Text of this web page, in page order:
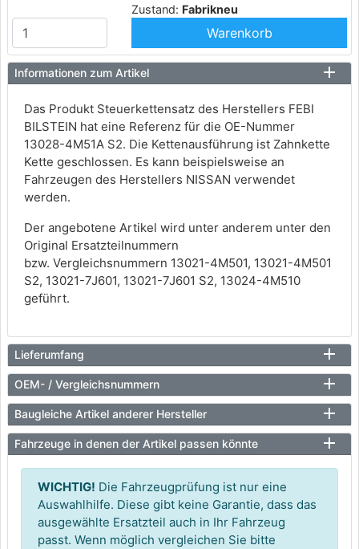
Zustand: Fabrikneu
Warenkorb
Informationen zum Artikel
Das Produkt Steuerkettensatz des Herstellers FEBI
BILSTEIN hat eine Referenz für die OE-Nummer
13028-4M51A S2. Die Kettenausführung ist Zahnkette
Kette geschlossen. Es kann beispielsweise an
Fahrzeugen des Herstellers NISSAN verwendet
werden.
Der angebotene Artikel wird unter anderem unter den
Original Ersatzteilnummern
bzw. Vergleichsnummern 13021-4M501, 13021-4M501
S2, 13021-7J601, 13021-7J601 S2, 13024-4M510
geführt.
Lieferumfang
OEM- / Vergleichsnummern
Baugleiche Artikel anderer Hersteller
Fahrzeuge in denen der Artikel passen könnte
WICHTIG! Die Fahrzeugprüfung ist nur eine
Auswahlhilfe. Diese gibt keine Garantie, dass das
ausgewählte Ersatzteil auch in Ihr Fahrzeug
passt. Wenn möglich vergleichen Sie bitte